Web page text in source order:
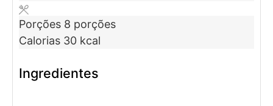
Porções 8 porções
Calorias 30 kcal
Ingredientes